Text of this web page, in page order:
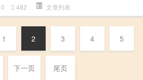
0 482 文章列表
1 2 3 4 5
下一页 尾页